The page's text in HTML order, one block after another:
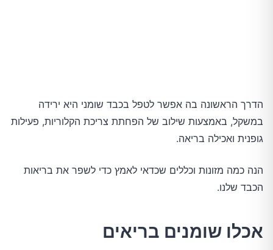
הדרך הראשונה בה אפשר לטפל בכבד שומני היא ירידה
במשקל, באמצעות שילוב של הפחתת צריכת הקלוריות, פעילות
גופנית ואכילה בריאה.
הנה כמה מזונות וכללים שכדאי לאמץ כדי לשפר את בריאות
הכבד שלנו.
אכלו שומנים בריאים